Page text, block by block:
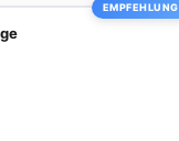
EMPFEHLUNG